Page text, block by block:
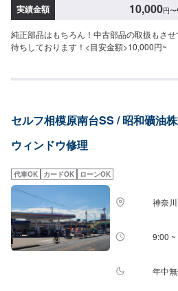
実績金額 10,000円〜
純正部品はもちろん！中古部品の取扱もさ
待ちしております！<目安金額>10,000円~
セルフ相模原南台SS / 昭和礦油
ウィンドウ修理
代車OK カードOK ローンOK
神奈
9:00 ~
年中